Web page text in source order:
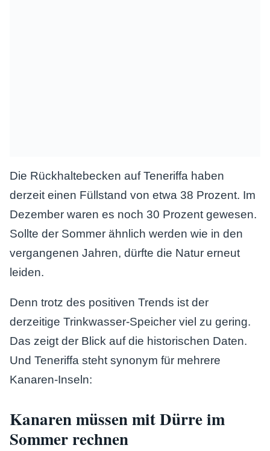
Die Rückhaltebecken auf Teneriffa haben
derzeit einen Füllstand von etwa 38 Prozent. Im
Dezember waren es noch 30 Prozent gewesen.
Sollte der Sommer ähnlich werden wie in den
vergangenen Jahren, dürfte die Natur erneut
leiden.
Denn trotz des positiven Trends ist der
derzeitige Trinkwasser-Speicher viel zu gering.
Das zeigt der Blick auf die historischen Daten.
Und Teneriffa steht synonym für mehrere
Kanaren-Inseln:
Kanaren müssen mit Dürre im
Sommer rechnen